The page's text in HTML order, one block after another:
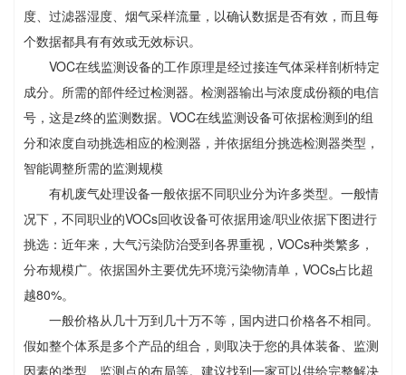
度、过滤器湿度、烟气采样流量，以确认数据是否有效，而且每
个数据都具有有效或无效标识。
VOC在线监测设备的工作原理是经过接连气体采样剖析特定
成分。所需的部件经过检测器。检测器输出与浓度成份额的电信
号，这是z终的监测数据。VOC在线监测设备可依据检测到的组
分和浓度自动挑选相应的检测器，并依据组分挑选检测器类型，
智能调整所需的监测规模
有机废气处理设备一般依据不同职业分为许多类型。一般情
况下，不同职业的VOCs回收设备可依据用途/职业依据下图进行
挑选：近年来，大气污染防治受到各界重视，VOCs种类繁多，
分布规模广。依据国外主要优先环境污染物清单，VOCs占比超
越80%。
一般价格从几十万到几十万不等，国内进口价格各不相同。
假如整个体系是多个产品的组合，则取决于您的具体装备、监测
因素的类型、监测点的布局等。建议找到一家可以供给完整解决